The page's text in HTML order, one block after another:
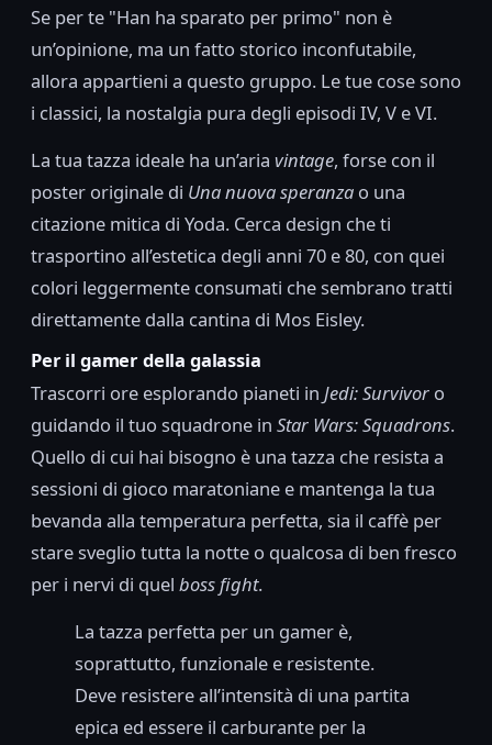
Se per te "Han ha sparato per primo" non è
un’opinione, ma un fatto storico inconfutabile,
allora appartieni a questo gruppo. Le tue cose sono
i classici, la nostalgia pura degli episodi IV, V e VI.
La tua tazza ideale ha un’aria vintage, forse con il
poster originale di Una nuova speranza o una
citazione mitica di Yoda. Cerca design che ti
trasportino all’estetica degli anni 70 e 80, con quei
colori leggermente consumati che sembrano tratti
direttamente dalla cantina di Mos Eisley.
Per il gamer della galassia
Trascorri ore esplorando pianeti in Jedi: Survivor o
guidando il tuo squadrone in Star Wars: Squadrons.
Quello di cui hai bisogno è una tazza che resista a
sessioni di gioco maratoniane e mantenga la tua
bevanda alla temperatura perfetta, sia il caffè per
stare sveglio tutta la notte o qualcosa di ben fresco
per i nervi di quel boss fight.
La tazza perfetta per un gamer è,
soprattutto, funzionale e resistente.
Deve resistere all’intensità di una partita
epica ed essere il carburante per la